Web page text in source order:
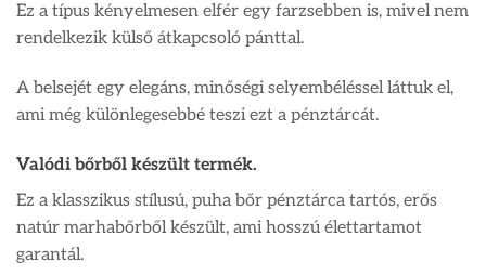
Ez a típus kényelmesen elfér egy farzsebben is, mivel nem
rendelkezik külső átkapcsoló pánttal.
A belsejét egy elegáns, minőségi selyembéléssel láttuk el,
ami még különlegesebbé teszi ezt a pénztárcát.
Valódi bőrből készült termék.
Ez a klasszikus stílusú, puha bőr pénztárca tartós, erős
natúr marhabőrből készült, ami hosszú élettartamot
garantál.